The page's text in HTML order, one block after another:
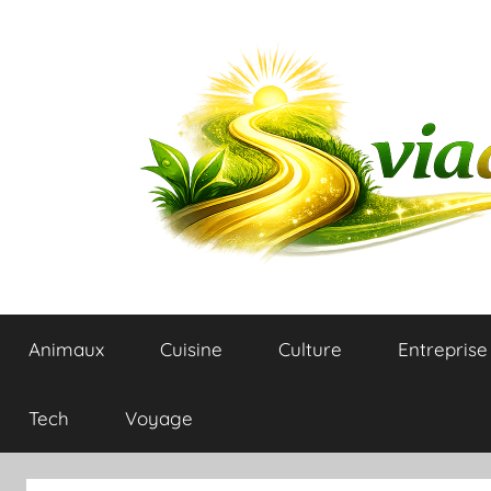
Blog
du
plaisir
Animaux Cuisine Culture Entreprise
Tech Voyage